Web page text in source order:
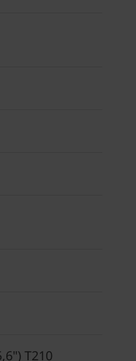
T210